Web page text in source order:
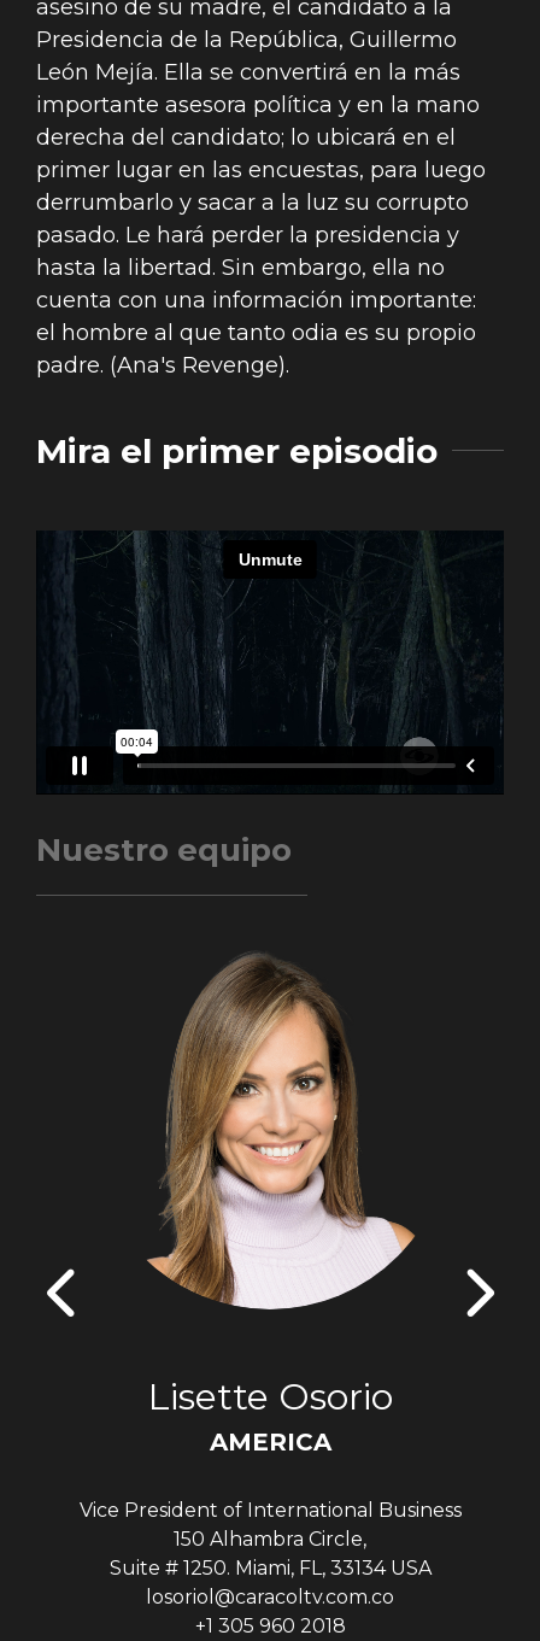
asesino de su madre, el candidato a la
Presidencia de la República, Guillermo
León Mejía. Ella se convertirá en la más
importante asesora política y en la mano
derecha del candidato; lo ubicará en el
primer lugar en las encuestas, para luego
derrumbarlo y sacar a la luz su corrupto
pasado. Le hará perder la presidencia y
hasta la libertad. Sin embargo, ella no
cuenta con una información importante:
el hombre al que tanto odia es su propio
padre. (Ana's Revenge).
Mira el primer episodio
Nuestro equipo
Lisette Osorio
AMERICA
Vice President of International Business
150 Alhambra Circle,
Suite # 1250. Miami, FL, 33134 USA
losoriol@caracoltv.com.co
+1 305 960 2018